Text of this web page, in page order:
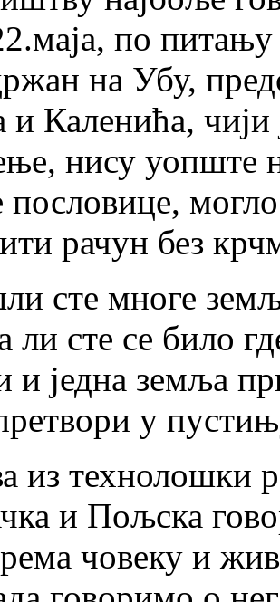
по
на Убу,
и Каленића, чији
нису уопште
пословице,
рачун без
сте многе
ли сте се било
и једна земља
у
из технолошки
и Пољска
човеку и